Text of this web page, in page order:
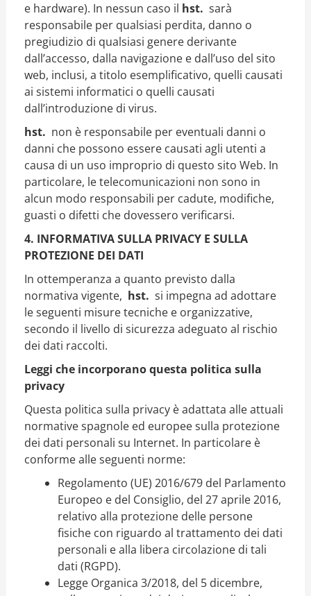
e hardware). In nessun caso il hst. sarà
responsabile per qualsiasi perdita, danno o
pregiudizio di qualsiasi genere derivante
dall’accesso, dalla navigazione e dall’uso del sito
web, inclusi, a titolo esemplificativo, quelli causati
ai sistemi informatici o quelli causati
dall’introduzione di virus.
hst. non è responsabile per eventuali danni o
danni che possono essere causati agli utenti a
causa di un uso improprio di questo sito Web. In
particolare, le telecomunicazioni non sono in
alcun modo responsabili per cadute, modifiche,
guasti o difetti che dovessero verificarsi.
4. INFORMATIVA SULLA PRIVACY E SULLA
PROTEZIONE DEI DATI
In ottemperanza a quanto previsto dalla
normativa vigente, hst. si impegna ad adottare
le seguenti misure tecniche e organizzative,
secondo il livello di sicurezza adeguato al rischio
dei dati raccolti.
Leggi che incorporano questa politica sulla
privacy
Questa politica sulla privacy è adattata alle attuali
normative spagnole ed europee sulla protezione
dei dati personali su Internet. In particolare è
conforme alle seguenti norme:
Regolamento (UE) 2016/679 del Parlamento
Europeo e del Consiglio, del 27 aprile 2016,
relativo alla protezione delle persone
fisiche con riguardo al trattamento dei dati
personali e alla libera circolazione di tali
dati (RGPD).
Legge Organica 3/2018, del 5 dicembre,